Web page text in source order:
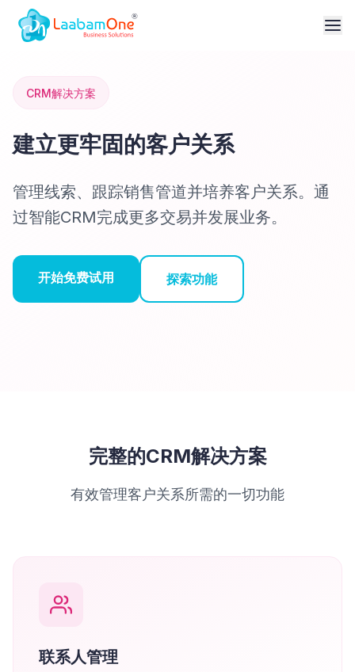
CRM解决方案
建立更牢固的客户关系
管理线索、跟踪销售管道并培养客户关系。通
过智能CRM完成更多交易并发展业务。
开始免费试用 探索功能
完整的CRM解决方案
有效管理客户关系所需的一切功能
联系人管理